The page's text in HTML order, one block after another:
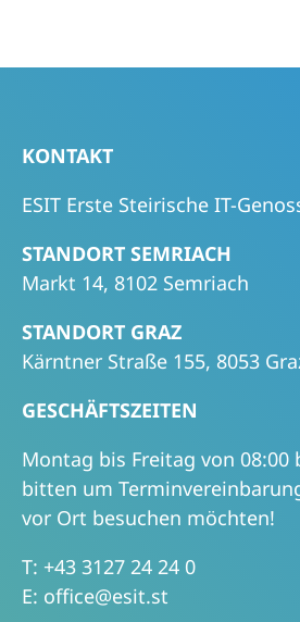
KONTAKT
ESIT Erste Steirische IT-
STANDORT SEMRIACH
Markt 14, 8102 Semriach
STANDORT GRAZ
Kärntner Straße 155, 8053
GESCHÄFTSZEITEN
Montag bis Freitag von 08:00
bitten um
vor Ort besuchen möchten!
T: +43 3127 24 24 0
E: office@esit.st